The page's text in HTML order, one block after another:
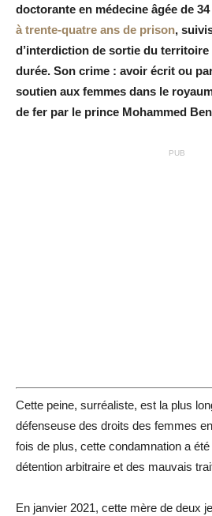
doctorante en médecine âgée de 34
à trente-quatre ans de prison,
d’interdiction de sortie du territoire
durée. Son crime : avoir écrit ou
soutien aux femmes dans le
de fer par le prince Mohammed
PUB
Cette peine, surréaliste, est la plus
défenseuse des droits des femmes
fois de plus, cette condamnation a
détention arbitraire et des mauvais
En janvier 2021, cette mère de deux